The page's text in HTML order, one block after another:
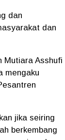
dan
dan
Mutiara Asshufi
mengaku
jika seiring
berkembang